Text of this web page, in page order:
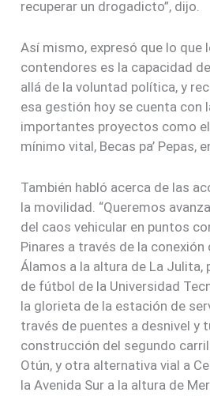
recuperar un drogadicto”, dijo.
Así mismo, expresó que lo que
contendores es la capacidad
allá de la voluntad política, y
esa gestión hoy se cuenta con
importantes proyectos como
mínimo vital, Becas pa’ Pepas,
También habló acerca de las
la movilidad. “Queremos
del caos vehicular en puntos
Pinares a través de la
Álamos a la altura de La Julita,
de fútbol de la Universidad
la glorieta de la estación de
través de puentes a desnivel y
construcción del segundo
Otún, y otra alternativa vial a
la Avenida Sur a la altura de